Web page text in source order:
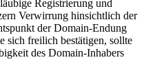
Registrierung und
Verwirrung hinsichtlich der
der Domain-Endung
sich freilich bestätigen, sollte
des Domain-Inhabers